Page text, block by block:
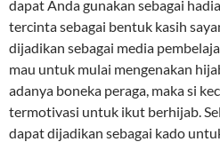
dapat Anda gunakan sebagai
tercinta sebagai bentuk kasih
dijadikan sebagai media
mau untuk mulai mengenakan
adanya boneka peraga, maka si
termotivasi untuk ikut berhijab.
dapat dijadikan sebagai kado